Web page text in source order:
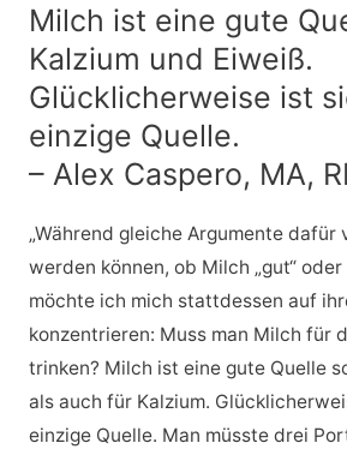
Milch ist eine gute
Kalzium und Eiweiß.
Glücklicherweise ist
einzige Quelle.
– Alex Caspero, MA,
„Während gleiche Argumente dafür
werden können, ob Milch „gut“ oder
möchte ich mich stattdessen auf
konzentrieren: Muss man Milch für
trinken? Milch ist eine gute Quelle
als auch für Kalzium.
einzige Quelle. Man müsste drei